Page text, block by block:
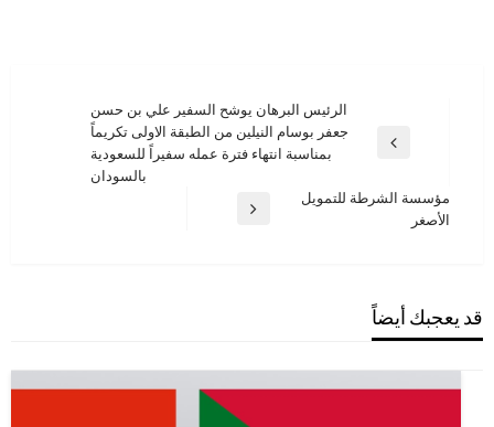
المقالات
المقالة
الرئيس البرهان يوشح السفير علي بن حسن
جعفر بوسام النيلين من الطبقة الاولى تكريماً
بمناسبة انتهاء فترة عمله سفيراً للسعودية
بالسودان
المقالة
مؤسسة الشرطة للتمويل
الأصغر
قد يعجبك أيضاً